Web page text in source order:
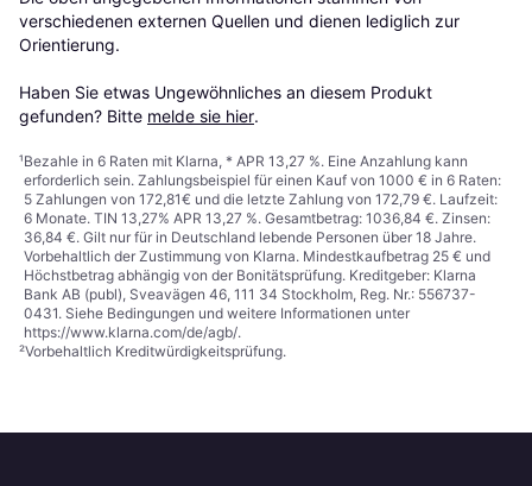
verschiedenen externen Quellen und dienen lediglich zur
Orientierung.
Haben Sie etwas Ungewöhnliches an diesem Produkt
gefunden? Bitte melde sie hier.
¹Bezahle in 6 Raten mit Klarna, * APR 13,27 %. Eine Anzahlung kann
erforderlich sein. Zahlungsbeispiel für einen Kauf von 1000 € in 6 Raten:
5 Zahlungen von 172,81€ und die letzte Zahlung von 172,79 €. Laufzeit:
6 Monate. TIN 13,27% APR 13,27 %. Gesamtbetrag: 1036,84 €. Zinsen:
36,84 €. Gilt nur für in Deutschland lebende Personen über 18 Jahre.
Vorbehaltlich der Zustimmung von Klarna. Mindestkaufbetrag 25 € und
Höchstbetrag abhängig von der Bonitätsprüfung. Kreditgeber: Klarna
Bank AB (publ), Sveavägen 46, 111 34 Stockholm, Reg. Nr.: 556737-
0431. Siehe Bedingungen und weitere Informationen unter
https://www.klarna.com/de/agb/.
²Vorbehaltlich Kreditwürdigkeitsprüfung.